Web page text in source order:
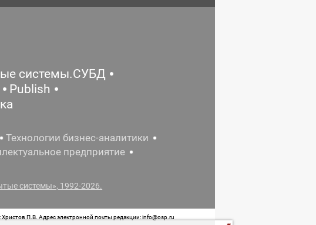
системы.СУБД
Publish
Технологии бизнес-аналитики
предприятие
системы», 1992-2026.
П.В. Адрес электронной почты редакции: info@osp.ru